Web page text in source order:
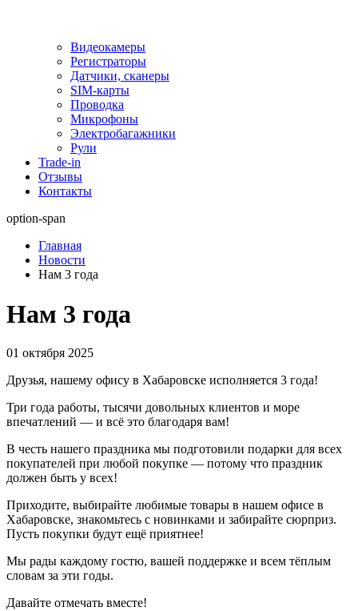
Видеокамеры
Регистраторы
Датчики, сканеры
SIM-карты
Проводка
Микрофоны
Электробагажники
Рули
Trade-in
Отзывы
Контакты
option-span
Главная
Новости
Нам 3 года
Нам 3 года
01 октября 2025
Друзья, нашему офису в Хабаровске исполняется 3 года!
Три года работы, тысячи довольных клиентов и море
впечатлений — и всё это благодаря вам!
В честь нашего праздника мы подготовили подарки для всех
покупателей при любой покупке — потому что праздник
должен быть у всех!
Приходите, выбирайте любимые товары в нашем офисе в
Хабаровске, знакомьтесь с новинками и забирайте сюрприз.
Пусть покупки будут ещё приятнее!
Мы рады каждому гостю, вашей поддержке и всем тёплым
словам за эти годы.
Давайте отмечать вместе!